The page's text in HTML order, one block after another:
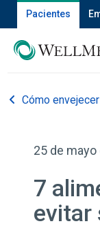
Pacientes
Cómo
25 de mayo
7
evitar